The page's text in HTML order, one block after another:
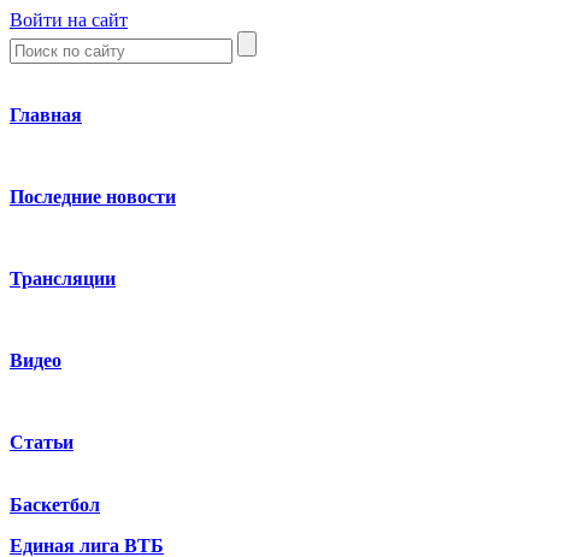
Войти на сайт
Главная
Последние новости
Трансляции
Видео
Статьи
Баскетбол
Единая лига ВТБ